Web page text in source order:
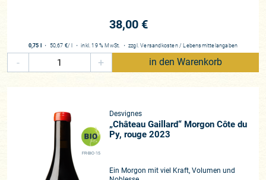
Claude-Emmanuelle und Louis-Benoît Desvignes
Beaujolais
unsere Zungen. Beim ersten Tropfen im Glase hatten wir das
Gefühl: Diese betörenden Gamay sind wie für Pinard de
Picard und für unsere Kunden gemacht.
Gänsehautatmosphäre! Weine für Herz und Seele, wie sie nur
im Beaujolais wachsen können. So richtig grandiose
38,00 €
0,75 l ・ 50,67 €/ l ・inkl. 19 % MwSt. ・ zzgl.Versandkosten / Lebensmittelangaben
- + in den Warenkorb
FR-BIO-15
Desvignes
„Château Gaillard“ Morgon Côte du
Py, rouge 2023
Ein Morgon mit viel Kraft, Volumen und